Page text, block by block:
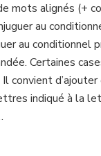
mots alignés (+
au
au conditionnel
Certaines
Il convient
indiqué à la